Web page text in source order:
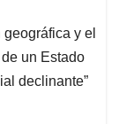
y el
un Estado
declinante”